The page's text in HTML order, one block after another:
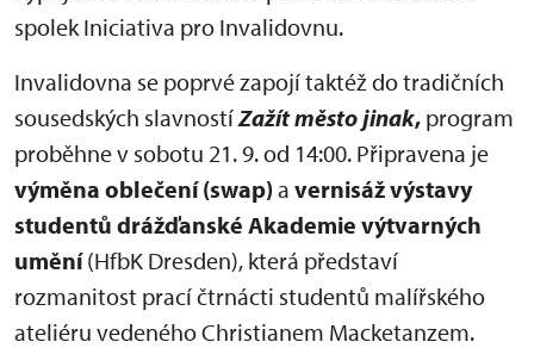
spolek Iniciativa pro Invalidovnu.
Invalidovna se poprvé zapojí taktéž do tradičních
sousedských slavnostíZažít město jinak, program
proběhne v sobotu 21. 9. od 14:00. Připravena je
výměna oblečení (swap) a vernisážvýstavy
studentů drážďanské Akademie výtvarných
umění(HfbK Dresden), která představí
rozmanitost prací čtrnácti studentů malířského
ateliéru vedeného Christianem Macketanzem.